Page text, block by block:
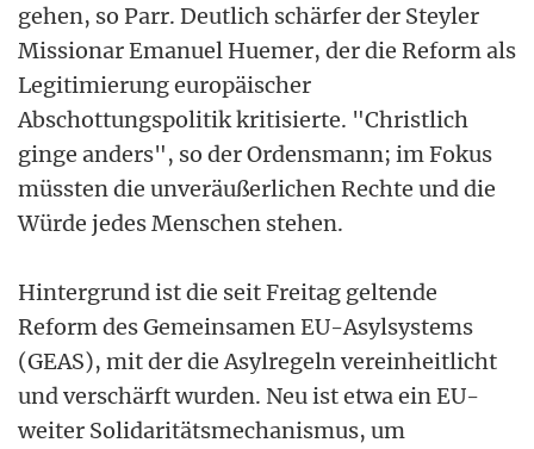
gehen, so Parr. Deutlich schärfer der Steyler
Missionar Emanuel Huemer, der die Reform als
Legitimierung europäischer
Abschottungspolitik kritisierte. "Christlich
ginge anders", so der Ordensmann; im Fokus
müssten die unveräußerlichen Rechte und die
Würde jedes Menschen stehen.
Hintergrund ist die seit Freitag geltende
Reform des Gemeinsamen EU-Asylsystems
(GEAS), mit der die Asylregeln vereinheitlicht
und verschärft wurden. Neu ist etwa ein EU-
weiter Solidaritätsmechanismus, um